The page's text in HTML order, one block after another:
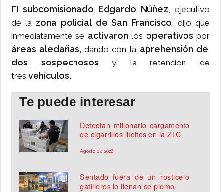
El subcomisionado Edgardo Núñez, ejecutivo
de la zona policial de San Francisco, dijo que
inmediatamente se activaronlos operativos por
áreas aledañas, dando con la aprehensión de
dos sospechosos y la retención de
tres vehículos.
Te puede interesar
Detectan millonario cargamento
de cigarrillos ilícitos en la ZLC
Agosto 07, 2026
Sentado fuera de un rosticero
gatilleros lo llenan de plomo